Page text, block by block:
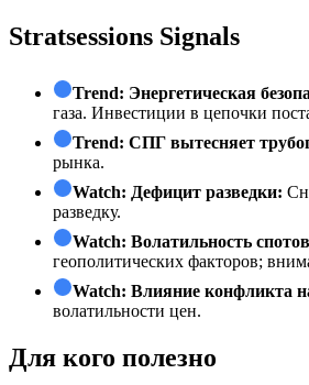
Stratsessions Signals
Trend: Энергетическая
газа. Инвестиции в цепочки
Trend: СПГ вытесняет
рынка.
Watch: Дефицит разведки:
разведку.
Watch: Волатильность
геополитических факторов;
Watch: Влияние конфликта
волатильности цен.
Для кого полезно